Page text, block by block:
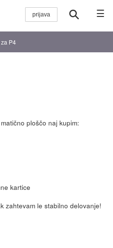
☰
P4
ploščo naj kupim:
kartice
zahtevam le stabilno delovanje!